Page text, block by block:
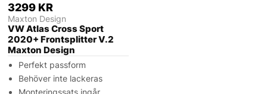
3299 KR
Maxton Design
VW Atlas Cross Sport
2020+ Frontsplitter V.2
Maxton Design
Perfekt passform
Behöver inte lackeras